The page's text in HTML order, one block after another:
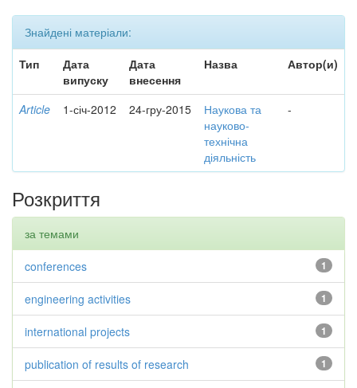
Знайдені матеріали:
Тип
Дата
випуску
Дата
внесення
Назва Автор(и)
Article 1-січ-2012 24-гру-2015
Наукова та
науково-
технічна
діяльність
-
Розкриття
за темами
1
conferences
1
engineering activities
1
international projects
1
publication of results of research